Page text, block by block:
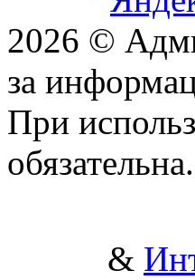
2026 ©
за
При
обязательна.
&